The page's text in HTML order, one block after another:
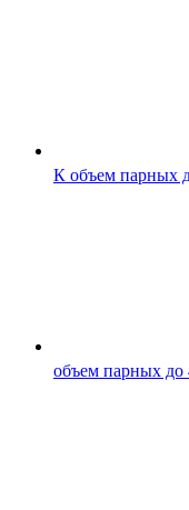
К объем парных
объем парных до